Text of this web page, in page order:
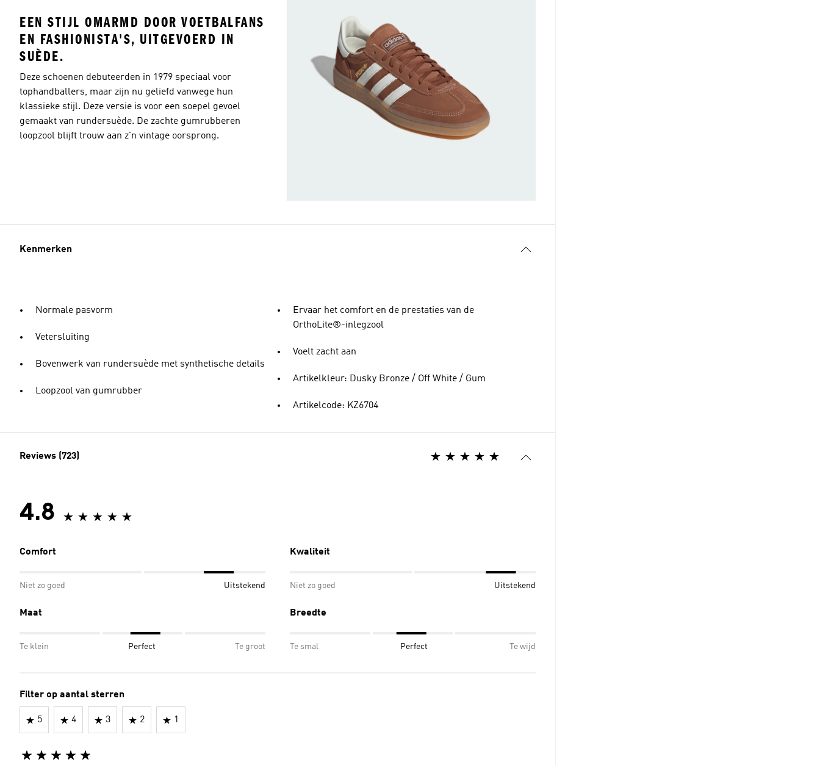
EEN STIJL OMARMD DOOR VOETBALFANS
EN FASHIONISTA'S, UITGEVOERD IN
SUÈDE.
Deze schoenen debuteerden in 1979 speciaal voor
tophandballers, maar zijn nu geliefd vanwege hun
klassieke stijl. Deze versie is voor een soepel gevoel
gemaakt van rundersuède. De zachte gumrubberen
loopzool blijft trouw aan z'n vintage oorsprong.
Kenmerken
Normale pasvorm
Vetersluiting
Bovenwerk van rundersuède met synthetische details
Loopzool van gumrubber
Ervaar het comfort en de prestaties van de
OrthoLite®-inlegzool
Voelt zacht aan
Artikelkleur: Dusky Bronze / Off White / Gum
Artikelcode: KZ6704
Reviews (723)
4.8
Comfort
Niet zo goed Uitstekend
Kwaliteit
Niet zo goed Uitstekend
Maat
Te klein Perfect Te groot
Breedte
Te smal Perfect Te wijd
Filter op aantal sterren
5 4 3 2 1